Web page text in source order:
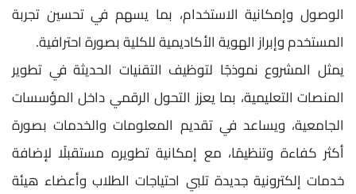
الوصول وإمكانية الاستخدام، بما يسهم في تحسين تجربة
المستخدم وإبراز الهوية الأكاديمية للكلية بصورة احترافية.
يمثل المشروع نموذجًا لتوظيف التقنيات الحديثة في تطوير
المنصات التعليمية، بما يعزز التحول الرقمي داخل المؤسسات
الجامعية، ويساعد في تقديم المعلومات والخدمات بصورة
أكثر كفاءة وتنظيمًا، مع إمكانية تطويره مستقبلًا لإضافة
خدمات إلكترونية جديدة تلبي احتياجات الطلاب وأعضاء هيئة